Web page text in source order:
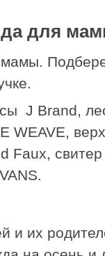
для
J Brand,
Faux,